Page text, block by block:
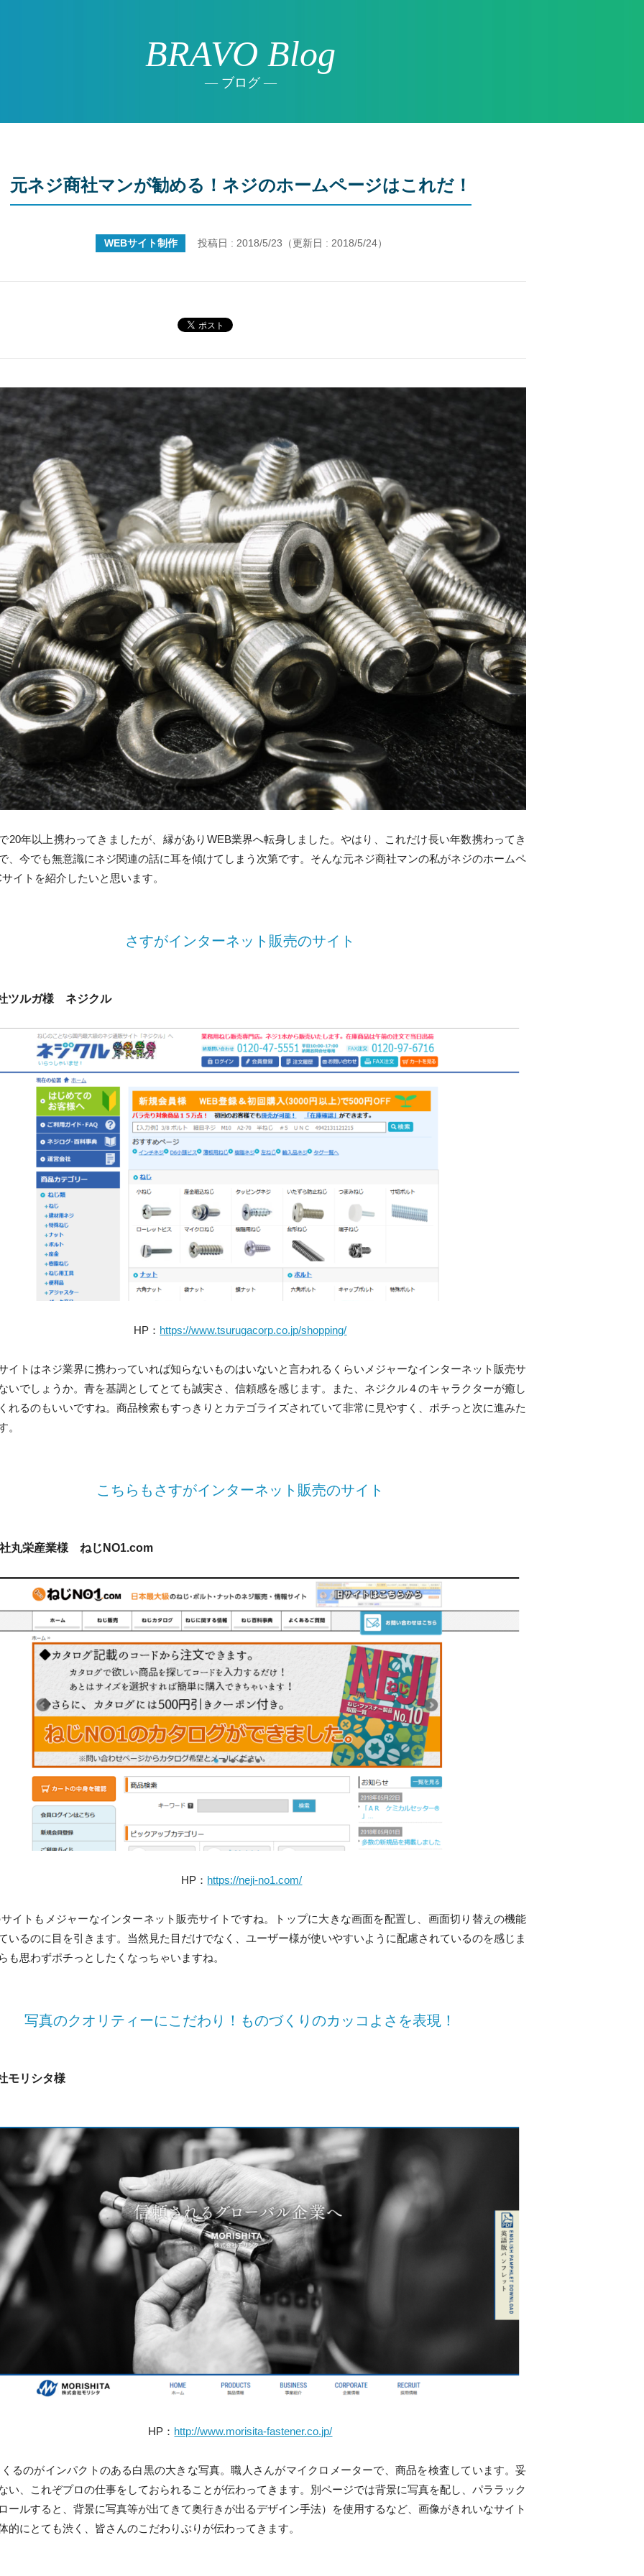
BRAVO Blog
ブログ
元ネジ商社マンが勧める！ネジのホームページはこれだ！
WEBサイト制作 投稿日 : 2018/5/23（更新日 : 2018/5/24）
20年以上携わってきましたが、縁がありWEB業界へ転身しました。やはり、これだけ長い年数携わってき
、今でも無意識にネジ関連の話に耳を傾けてしまう次第です。そんな元ネジ商社マンの私がネジのホームペ
イトを紹介したいと思います。
さすがインターネット販売のサイト
ツルガ様 ネジクル
HP： https://www.tsurugacorp.co.jp/shopping/
イトはネジ業界に携わっていれば知らないものはいないと言われるくらいメジャーなインターネット販売サ
いでしょうか。青を基調としてとても誠実さ、信頼感を感じます。また、ネジクル４のキャラクターが癒し
れるのもいいですね。商品検索もすっきりとカテゴライズされていて非常に見やすく、ポチっと次に進みた
。
こちらもさすがインターネット販売のサイト
丸栄産業様 ねじNO1.com
HP： https://neji-no1.com/
イトもメジャーなインターネット販売サイトですね。トップに大きな画面を配置し、画面切り替えの機能
いるのに目を引きます。当然見た目だけでなく、ユーザー様が使いやすいように配慮されているのを感じま
も思わずポチっとしたくなっちゃいますね。
写真のクオリティーにこだわり！ものづくりのカッコよさを表現！
モリシタ様
HP： http://www.morisita-fastener.co.jp/
るのがインパクトのある白黒の大きな写真。職人さんがマイクロメーターで、商品を検査しています。妥
い、これぞプロの仕事をしておられることが伝わってきます。別ページでは背景に写真を配し、パララック
ールすると、背景に写真等が出てきて奥行きが出るデザイン手法）を使用するなど、画像がきれいなサイト
的にとても渋く、皆さんのこだわりぶりが伝わってきます。